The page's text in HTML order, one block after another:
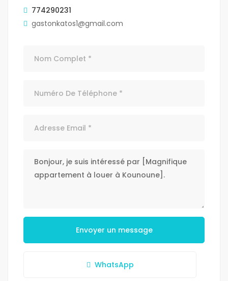
774290231
gastonkatos1@gmail.com
Envoyer un message
WhatsApp